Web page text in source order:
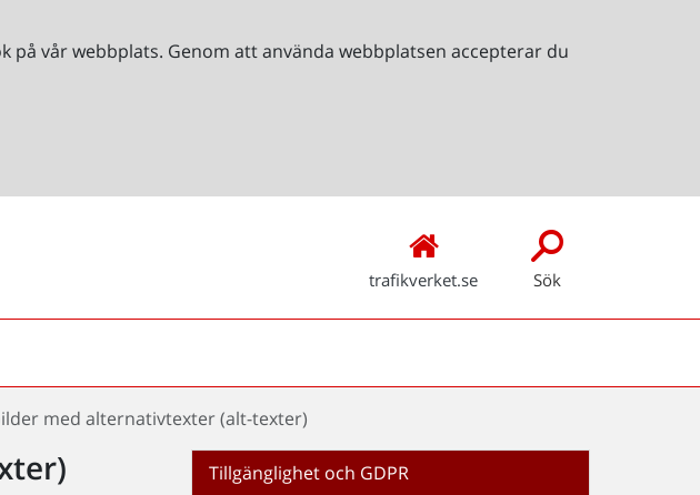
vår webbplats. Genom att använda webbplatsen accepterar du
trafikverket.se Sök
med alternativtexter (alt-texter)
Tillgänglighet och GDPR